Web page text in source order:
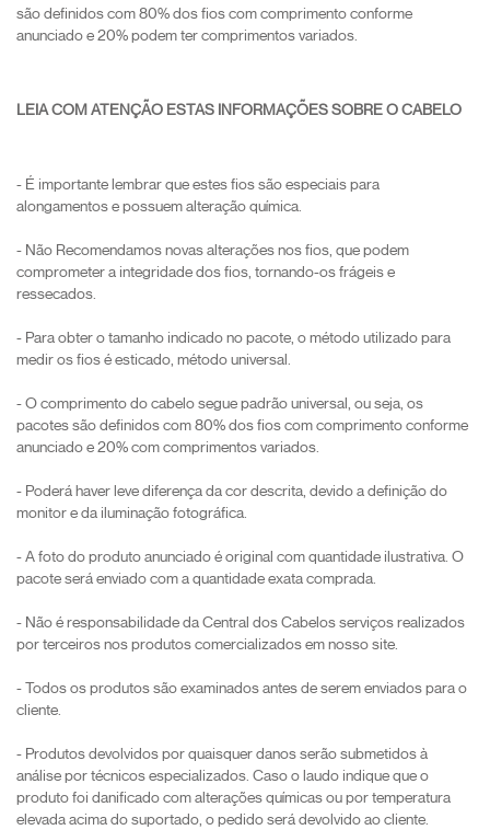
são definidos com 80% dos fios com comprimento conforme
anunciado e 20% podem ter comprimentos variados.
LEIA COM ATENÇÃO ESTAS INFORMAÇÕES SOBRE O CABELO
- É importante lembrar que estes fios são especiais para
alongamentos e possuem alteração química.
- Não Recomendamos novas alterações nos fios, que podem
comprometer a integridade dos fios, tornando-os frágeis e
ressecados.
- Para obter o tamanho indicado no pacote, o método utilizado para
medir os fios é esticado, método universal.
- O comprimento do cabelo segue padrão universal, ou seja, os
pacotes são definidos com 80% dos fios com comprimento conforme
anunciado e 20% com comprimentos variados.
- Poderá haver leve diferença da cor descrita, devido a definição do
monitor e da iluminação fotográfica.
- A foto do produto anunciado é original com quantidade ilustrativa. O
pacote será enviado com a quantidade exata comprada.
- Não é responsabilidade da Central dos Cabelos serviços realizados
por terceiros nos produtos comercializados em nosso site.
- Todos os produtos são examinados antes de serem enviados para o
cliente.
- Produtos devolvidos por quaisquer danos serão submetidos à
análise por técnicos especializados. Caso o laudo indique que o
produto foi danificado com alterações químicas ou por temperatura
elevada acima do suportado, o pedido será devolvido ao cliente.